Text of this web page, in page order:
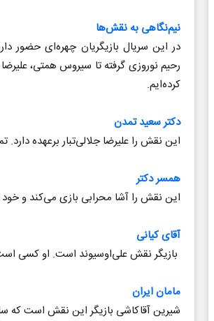
نیم‌نگاهی به نقش‌ها
در این سریال بازیگریان چهره‌ای حضور
رحیم نوروزی گرفته تا سیروس همتی،
کرده‌ایم.
دکتر سعید تمدن
این نقش را علیرضا جلالی‌تبار برعهده
همسر دکتر
این نقش را آشا محرابی بازی می‌کند و
آقای کیانی
بازیگر نقش علی‌اوسیوند است. او کسی
مامان ایران
شیرین آقاکاشی بازیگر این نقش است که